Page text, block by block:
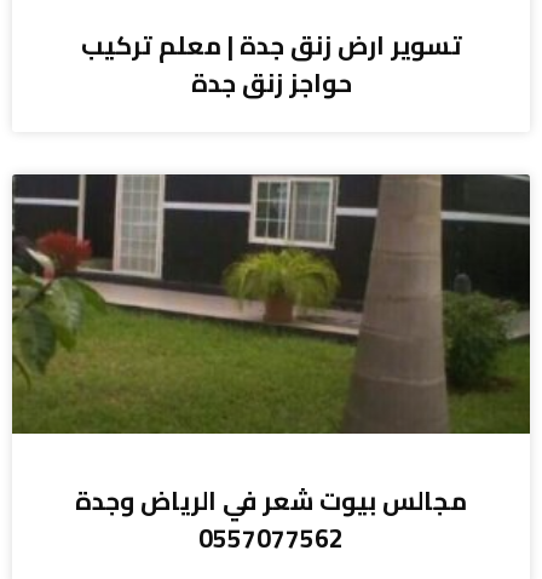
تسوير ارض زنق جدة | معلم تركيب
حواجز زنق جدة
مجالس بيوت شعر في الرياض وجدة
0557077562